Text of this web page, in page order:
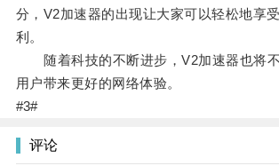
分，V2加速器的出现让大家可以轻松地享
利。
随着科技的不断进步，V2加速器也将不
用户带来更好的网络体验。
#3#
评论